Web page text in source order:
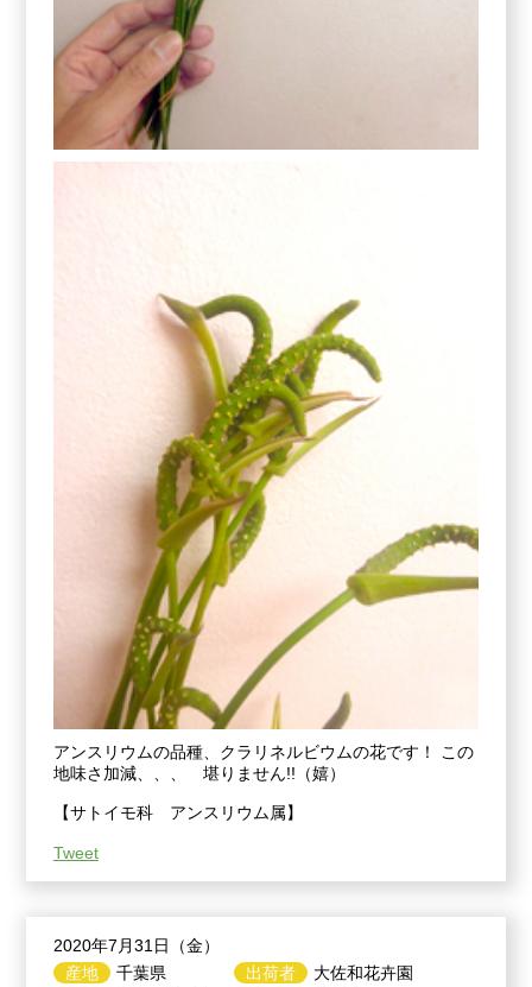
アンスリウムの品種、クラリネルビウムの花です！ この
地味さ加減、、、 堪りません!!（嬉）
【サトイモ科 アンスリウム属】
Tweet
2020年7月31日（金）
産地
千葉県
出荷者
大佐和花卉園